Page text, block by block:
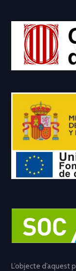
L’objecte d’aquest